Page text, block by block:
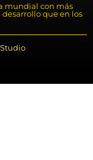
mundial con más
que en los